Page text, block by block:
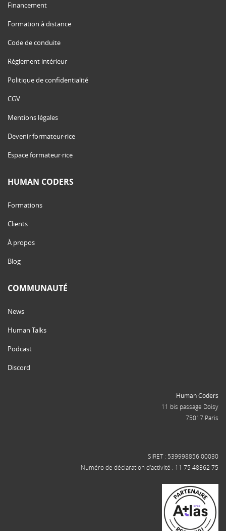
Financement
Formation à distance
Code de conduite
Règlement intérieur
Politique de confidentialité
CGV
Mentions légales
Devenir formateur·rice
Espace formateur·rice
HUMAN CODERS
Formations
Clients
À propos
Blog
COMMUNAUTÉ
News
Human Talks
Podcast
Discord
Human Coders
11 bis passage Doisy
75017 Paris
SIRET : 539998856 00030
Numéro de déclaration d'activité : 11 75 48362 75